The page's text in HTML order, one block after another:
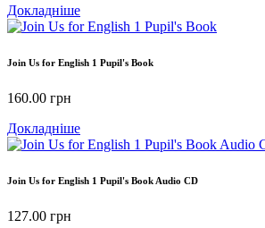
Докладніше
Join Us for English 1 Pupil's Book
160.00 грн
Докладніше
Join Us for English 1 Pupil's Book Audio CD
127.00 грн